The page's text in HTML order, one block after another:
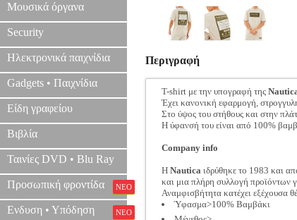
Μουσικά όργανα
Security
Ηλεκτρονικά παιχνίδια
Gadgets • Παιχνίδια
Είδη γραφείου
Βιβλία
Ταινίες DVD • Blu Ray
Προσωπική φροντίδα ΝΕΟ
Ενδυση • Υπόδηση ΝΕΟ
Περιγραφή
T-shirt με την υπογραφή της
Έχει κανονική εφαρμογή,
Στο ύψος του στήθους και στην
Η ύφανσή του είναι από 100%
Company info
Η Nautica ιδρύθηκε το 1983 και
και μια πλήρη συλλογή προϊόντων
Αναμφισβήτητα κατέχει εξέχουσα
Ύφασμα>100% Βαμβάκι